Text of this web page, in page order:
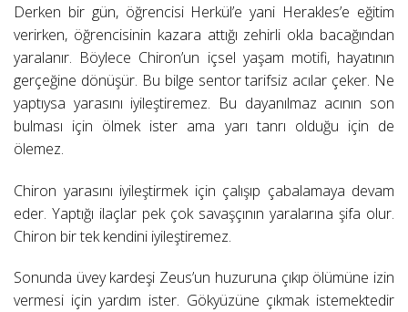
Derken bir gün, öğrencisi Herkül’e yani Herakles’e eğitim
verirken, öğrencisinin kazara attığı zehirli okla bacağından
yaralanır. Böylece Chiron’un içsel yaşam motifi, hayatının
gerçeğine dönüşür. Bu bilge sentor tarifsiz acılar çeker. Ne
yaptıysa yarasını iyileştiremez. Bu dayanılmaz acının son
bulması için ölmek ister ama yarı tanrı olduğu için de
ölemez.
Chiron yarasını iyileştirmek için çalışıp çabalamaya devam
eder. Yaptığı ilaçlar pek çok savaşçının yaralarına şifa olur.
Chiron bir tek kendini iyileştiremez.
Sonunda üvey kardeşi Zeus’un huzuruna çıkıp ölümüne izin
vermesi için yardım ister. Gökyüzüne çıkmak istemektedir